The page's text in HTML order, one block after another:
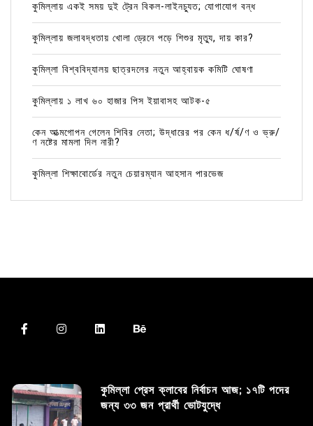
কুমিল্লায় একই সময় দুই ট্রেন বিকল-লাইনচ্যুত; যোগাযোগ বন্ধ
কুমিল্লায় জলাবদ্ধতায় খোলা ড্রেনে পড়ে শিশুর মৃত্যু, দায় কার?
কুমিল্লা বিশ্ববিদ্যালয় ছাত্রদলের নতুন আহ্বায়ক কমিটি ঘোষণা
কুমিল্লায় ১ লাখ ৬০ হাজার পিস ইয়াবাসহ আটক-৫
কেন আত্মগোপন গেলেন শিবির নেতা; উদ্ধারের পর কেন ধ/র্ষ/ণ ও ভ্রু/
ণ নষ্টের মামলা দিল নারী?
কুমিল্লা শিক্ষাবোর্ডের নতুন চেয়ারম্যান আহসান পারভেজ
কুমিল্লা প্রেস ক্লাবের নির্বাচন আজ; ১৭টি পদের
জন্য ৩৩ জন প্রার্থী ভোটযুদ্ধে